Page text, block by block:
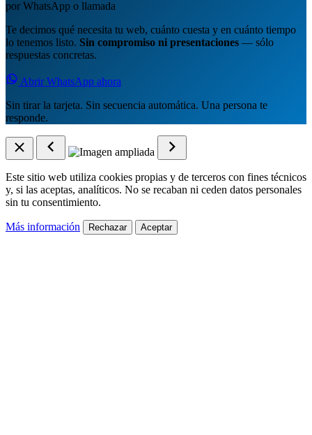
por WhatsApp o llamada
Te decimos qué necesita tu web, cuánto cuesta y en cuánto tiempo
lo tenemos listo. Sin compromiso ni presentaciones — sólo
respuestas concretas.
Abrir WhatsApp ahora
Sin tirar la tarjeta. Sin secuencia automática. Una persona te
responde.
Este sitio web utiliza cookies propias y de terceros con fines técnicos
y, si las aceptas, analíticos. No se recaban ni ceden datos personales
sin tu consentimiento.
Más información Rechazar Aceptar